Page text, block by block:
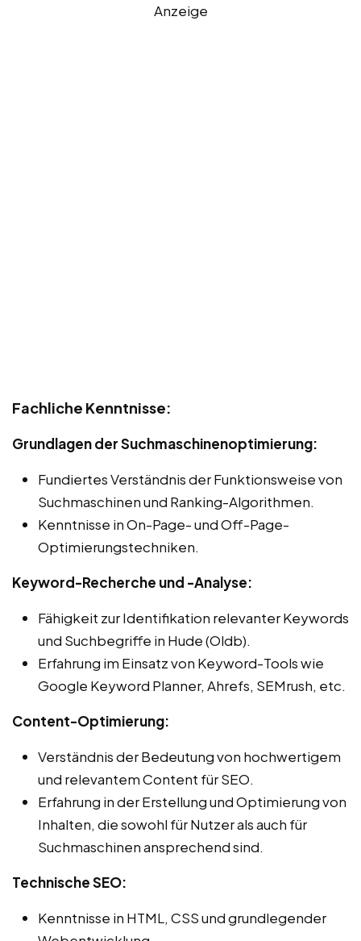
Anzeige
Fachliche Kenntnisse:
Grundlagen der Suchmaschinenoptimierung:
Fundiertes Verständnis der Funktionsweise von
Suchmaschinen und Ranking-Algorithmen.
Kenntnisse in On-Page- und Off-Page-
Optimierungstechniken.
Keyword-Recherche und -Analyse:
Fähigkeit zur Identifikation relevanter Keywords
und Suchbegriffe in Hude (Oldb).
Erfahrung im Einsatz von Keyword-Tools wie
Google Keyword Planner, Ahrefs, SEMrush, etc.
Content-Optimierung:
Verständnis der Bedeutung von hochwertigem
und relevantem Content für SEO.
Erfahrung in der Erstellung und Optimierung von
Inhalten, die sowohl für Nutzer als auch für
Suchmaschinen ansprechend sind.
Technische SEO:
Kenntnisse in HTML, CSS und grundlegender